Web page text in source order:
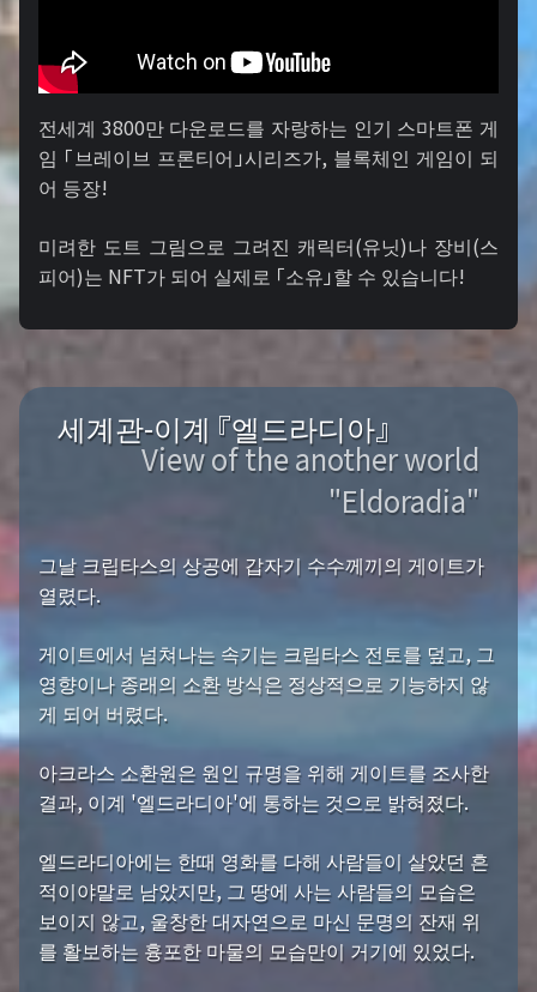
전세계 3800만 다운로드를 자랑하는 인기 스마트폰 게
임 「브레이브 프론티어」시리즈가, 블록체인 게임이 되
어 등장!
미려한 도트 그림으로 그려진 캐릭터(유닛)나 장비(스
피어)는 NFT가 되어 실제로 「소유」할 수 있습니다!
세계관-이계 『엘드라디아』
View of the another world
"Eldoradia"
그날 크립타스의 상공에 갑자기 수수께끼의 게이트가
열렸다.
게이트에서 넘쳐나는 속기는 크립타스 전토를 덮고, 그
영향이나 종래의 소환 방식은 정상적으로 기능하지 않
게 되어 버렸다.
아크라스 소환원은 원인 규명을 위해 게이트를 조사한
결과, 이계 '엘드라디아'에 통하는 것으로 밝혀졌다.
엘드라디아에는 한때 영화를 다해 사람들이 살았던 흔
적이야말로 남았지만, 그 땅에 사는 사람들의 모습은
보이지 않고, 울창한 대자연으로 마신 문명의 잔재 위
를 활보하는 흉포한 마물의 모습만이 거기에 있었다.